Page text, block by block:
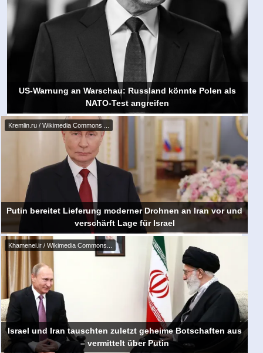
US-Warnung an Warschau: Russland könnte Polen als
NATO-Test angreifen
Kremlin.ru / Wikimedia Commons ...
Putin bereitet Lieferung moderner Drohnen an Iran vor und
verschärft Lage für Israel
Khamenei.ir / Wikimedia Commons...
Israel und Iran tauschten zuletzt geheime Botschaften aus
– vermittelt über Putin